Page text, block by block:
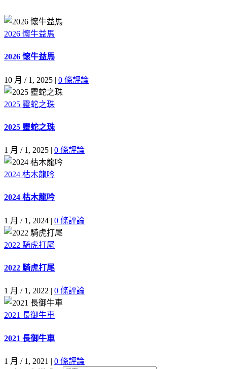
2026 懷牛益馬
2026 懷牛益馬
10 月 / 1, 2025 | 0 條評論
2025 靈蛇之珠
2025 靈蛇之珠
1 月 / 1, 2025 | 0 條評論
2024 枯木龍吟
2024 枯木龍吟
1 月 / 1, 2024 | 0 條評論
2022 騎虎打尾
2022 騎虎打尾
1 月 / 1, 2022 | 0 條評論
2021 長御牛車
2021 長御牛車
1 月 / 1, 2021 | 0 條評論